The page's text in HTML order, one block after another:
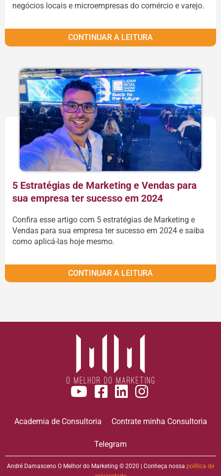
negócios locais e microempresas do comércio e varejo.
CONTINUAR A LEITURA
5 Estratégias de Marketing e Vendas para
sua empresa ter sucesso em 2024
Confira esse artigo com 5 estratégias de Marketing e
Vendas para sua empresa ter sucesso em 2024 e saiba
como aplicá-las hoje mesmo.
CONTINUAR A LEITURA
Academia de Consultoria Contrate minha Consultoria
Telegram
André Damasceno O Melhor do Marketing © 2020 | Conheça nossa política de